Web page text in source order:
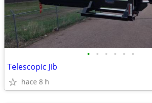
• • • • • •
Telescopic Jib
hace 8 h